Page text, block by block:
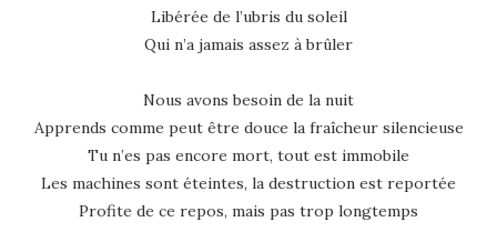
Libérée de l’ubris du soleil
Qui n’a jamais assez à brûler
Nous avons besoin de la nuit
Apprends comme peut être douce la fraîcheur silencieuse
Tu n’es pas encore mort, tout est immobile
Les machines sont éteintes, la destruction est reportée
Profite de ce repos, mais pas trop longtemps